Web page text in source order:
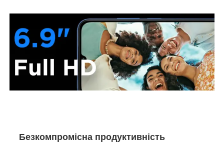
Безкомпромісна продуктивність